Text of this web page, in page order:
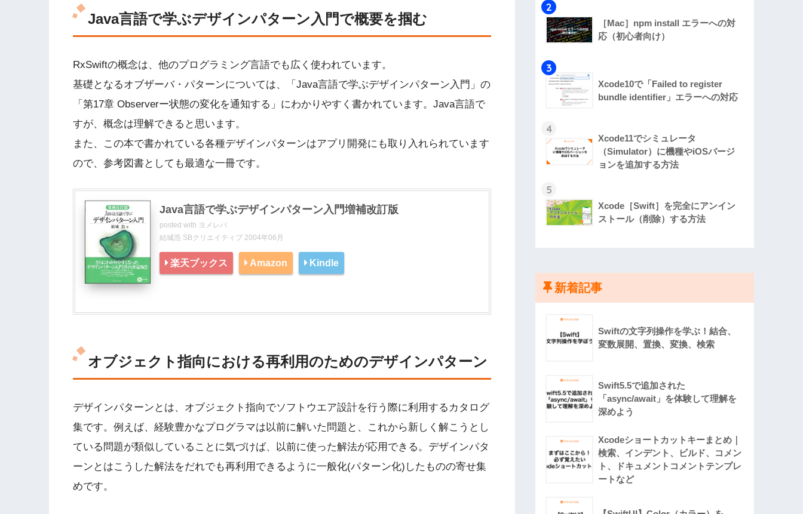
Java言語で学ぶデザインパターン入門で概要を掴む
RxSwiftの概念は、他のプログラミング言語でも広く使われています。
基礎となるオブザーバ・パターンについては、「Java言語で学ぶデザインパターン入門」の
「第17章 Observerー状態の変化を通知する」にわかりやすく書かれています。Java言語で
すが、概念は理解できると思います。
また、この本で書かれている各種デザインパターンはアプリ開発にも取り入れられています
ので、参考図書としても最適な一冊です。
Java言語で学ぶデザインパターン入門増補改訂版
posted with ヨメレバ
結城浩 SBクリエイティブ 2004年06月
楽天ブックス Amazon Kindle
オブジェクト指向における再利用のためのデザインパターン
デザインパターンとは、オブジェクト指向でソフトウエア設計を行う際に利用するカタログ
集です。例えば、経験豊かなプログラマは以前に解いた問題と、これから新しく解こうとし
ている問題が類似していることに気づけば、以前に使った解法が応用できる。デザインパタ
ーンとはこうした解法をだれでも再利用できるように一般化(パターン化)したものの寄せ集
めです。
2
［Mac］npm install エラーへの対
応（初心者向け）
3
Xcode10で「Failed to register
bundle identifier」エラーへの対応
4
Xcode11でシミュレータ
（Simulator）に機種やiOSバージ
ョンを追加する方法
5
Xcode［Swift］を完全にアンイン
ストール（削除）する方法
新着記事
Swiftの文字列操作を学ぶ！結合、
変数展開、置換、変換、検索
Swift5.5で追加された
「async/await」を体験して理解を
深めよう
Xcodeショートカットキーまとめ｜
検索、インデント、ビルド、コメン
ト、ドキュメントコメントテンプレ
ートなど